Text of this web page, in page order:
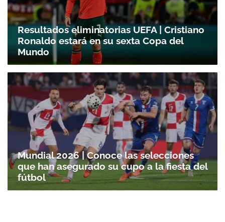
Resultados eliminatorias UEFA | Cristiano
Ronaldo estará en su sexta Copa del
Mundo
Mundial 2026 | Conoce las selecciones
que han asegurado su cupo a la fiesta del
fútbol